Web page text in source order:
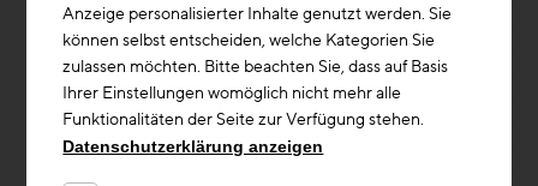
Kreislaufwirtschaft
Anzeige personalisierter Inhalte genutzt werden. Sie
können selbst entscheiden, welche Kategorien Sie
zulassen möchten. Bitte beachten Sie, dass auf Basis
Ihrer Einstellungen womöglich nicht mehr alle
Funktionalitäten der Seite zur Verfügung stehen.
Datenschutzerklärung anzeigen